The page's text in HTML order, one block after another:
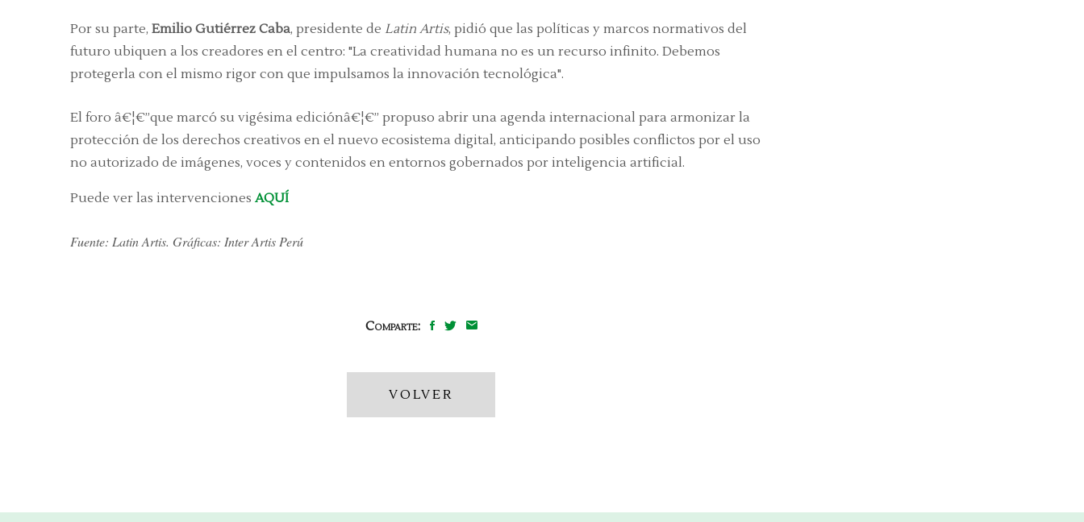
Por su parte, Emilio Gutiérrez Caba, presidente de Latin Artis, pidió que las políticas y marcos normativos del
futuro ubiquen a los creadores en el centro: "La creatividad humana no es un recurso infinito. Debemos
protegerla con el mismo rigor con que impulsamos la innovación tecnológica".
El foro â€¦€”que marcó su vigésima ediciónâ€¦€” propuso abrir una agenda internacional para armonizar la
protección de los derechos creativos en el nuevo ecosistema digital, anticipando posibles conflictos por el uso
no autorizado de imágenes, voces y contenidos en entornos gobernados por inteligencia artificial.
Puede ver las intervenciones AQUÍ
Fuente: Latin Artis. Gráficas: Inter Artis Perú
Comparte:
VOLVER